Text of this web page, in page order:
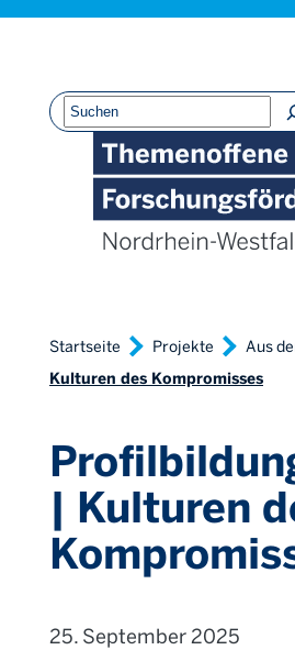
Direkt
Direkt
Direkt
Direkt
Suchen
Startseite Projekte
Aus
Kulturen des Kompromisses
| Kulturen
25. September 2025